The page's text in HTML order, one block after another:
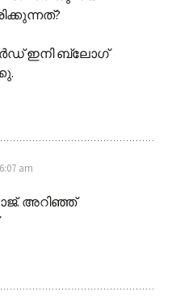
ഇനി ബ്ലോഗ്
am
അറിഞ്ഞ്